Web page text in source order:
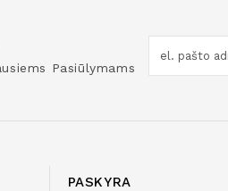
Pasiūlymams
PASKYRA